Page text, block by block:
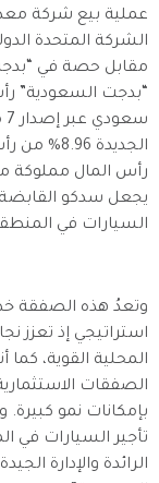
عملية بيع شركة
الشركة المتحدة
مقابل حصة في
الجديدة
رأس المال مملوكة
يجعل سدكو القابضة
السيارات في
وتعدُ هذه الصفقة
استراتيجي إذ تعزز
المحلية القوية،
الصفقات
بإمكانات نمو
تأجير السيارات في
الرائدة والإدارة